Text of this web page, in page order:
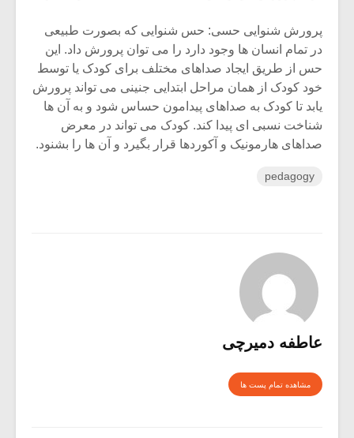
پرورش شنوایی حسی: حس شنوایی که بصورت طبیعی
در تمام انسان ها وجود دارد را می توان پرورش داد. این
حس از طریق ایجاد صداهای مختلف برای کودک یا توسط
خود کودک از همان مراحل ابتدایی جنینی می تواند پرورش
یابد تا کودک به صداهای پیدامون حساس شود و به آن ها
شناخت نسبی ای پیدا کند. کودک می تواند در معرض
صداهای هارمونیک و آکوردها قرار بگیرد و آن ها را بشنود.
pedagogy
عاطفه دمیرچی
مشاهده تمام پست ها